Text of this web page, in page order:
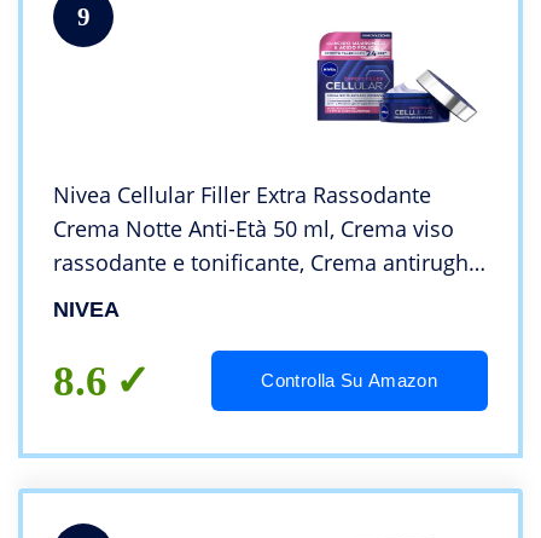
9
Nivea Cellular Filler Extra Rassodante
Crema Notte Anti-Età 50 ml, Crema viso
rassodante e tonificante, Crema antirughe
con Acido Ialuronico e Booster di
NIVEA
8.6 Controlla Su Amazon